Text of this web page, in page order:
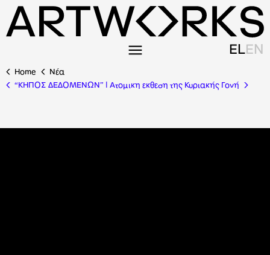
ELEN
Home
Nέα
“ΚΗΠΟΣ ΔΕΔΟΜΕΝΩΝ” | Ατομικη εκθεση της Κυριακής Γονή